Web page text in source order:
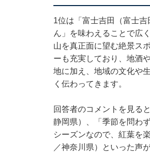
1位は「富士吉田（富士
ん」を味わえることで広
山を真正面に望む絶景ス
ーも充実しており、地酒
地に加え、地域の文化や
く伝わってきます。
回答者のコメントを見る
静岡県）、「季節を問わ
シーズンなので、紅葉を
／神奈川県）といった声